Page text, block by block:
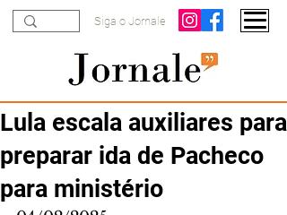
Siga o Jornale
Lula escala auxiliares para
preparar ida de Pacheco
para ministério